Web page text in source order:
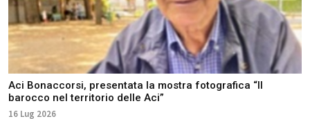
Aci Bonaccorsi, presentata la mostra fotografica “Il
barocco nel territorio delle Aci”
16 Lug 2026